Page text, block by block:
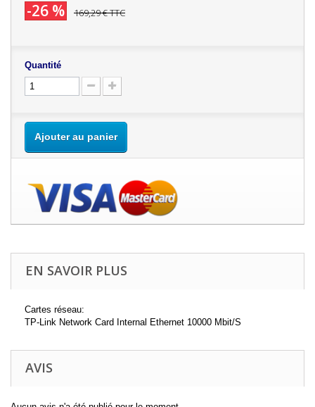
-26 % 169,29 €TTC
Quantité
Ajouter au panier
EN SAVOIR PLUS
Cartes réseau:
TP-Link Network Card Internal Ethernet 10000 Mbit/S
AVIS